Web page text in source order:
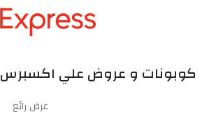
كوبونات و عروض علي اكسبرس 2026 | تصل إلى 60%
عرض رائع